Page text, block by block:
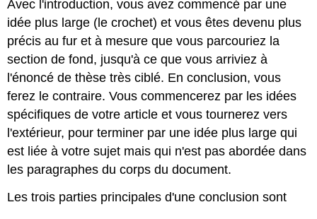
de
réflexion
Identifier
éléments
de
réflexion
Identifier
éléments
d'une
conclusion
votre
Avec l'introduction, vous avez commencé par une
idée plus large (le crochet) et vous êtes devenu plus
précis au fur et à mesure que vous parcouriez la
section de fond, jusqu'à ce que vous arriviez à
l'énoncé de thèse très ciblé. En conclusion, vous
ferez le contraire. Vous commencerez par les idées
spécifiques de votre article et vous tournerez vers
l'extérieur, pour terminer par une idée plus large qui
est liée à votre sujet mais qui n'est pas abordée dans
les paragraphes du corps du document.
Les trois parties principales d'une conclusion sont